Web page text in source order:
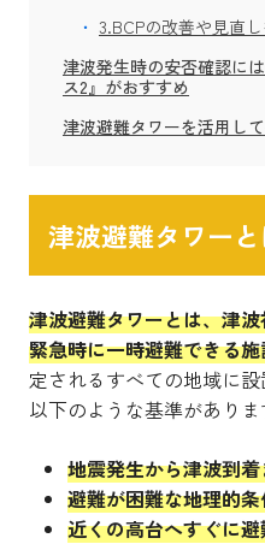
3.BCPの改善や見直し
津波発生時の安否確認に
ス2』がおすすめ
津波避難タワーを活用し
津波避難タワー
津波避難タワーとは、津
緊急時に一時避難できる
定されるすべての地域に設
以下のような基準がありま
地震発生から津波到
避難が困難な地理的
近くの高台へすぐに